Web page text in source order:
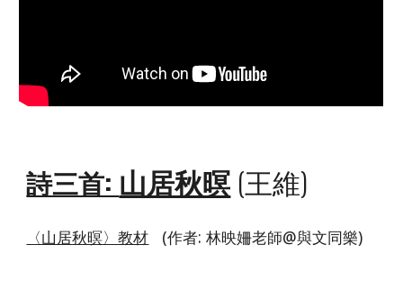
詩三首: 山居秋暝 (王維)
〈山居秋暝〉教材 (作者: 林映姍老師@與文同樂)